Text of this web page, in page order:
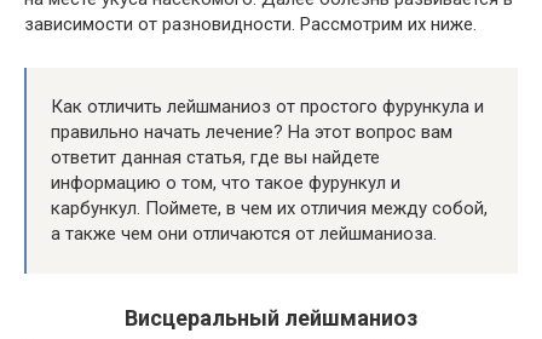
зависимости от разновидности. Рассмотрим их ниже.
Как отличить лейшманиоз от простого фурункула и
правильно начать лечение? На этот вопрос вам
ответит данная статья, где вы найдете
информацию о том, что такое фурункул и
карбункул. Поймете, в чем их отличия между собой,
а также чем они отличаются от лейшманиоза.
Висцеральный лейшманиоз